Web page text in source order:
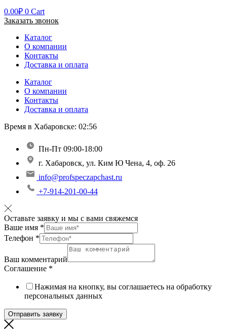
0.00₽ 0 Cart
Заказать звонок
Каталог
О компании
Контакты
Доставка и оплата
Каталог
О компании
Контакты
Доставка и оплата
Время в Хабаровске: 02:56
Пн-Пт 09:00-18:00
г. Хабаровск, ул. Ким Ю Чена, 4, оф. 26
info@profspeczapchast.ru
+7-914-201-00-44
Оставьте заявку и мы с вами свяжемся
Ваше имя *
Телефон *
Ваш комментарий
Соглашение *
Нажимая на кнопку, вы соглашаетесь на обработку
персональных данных
Отправить заявку